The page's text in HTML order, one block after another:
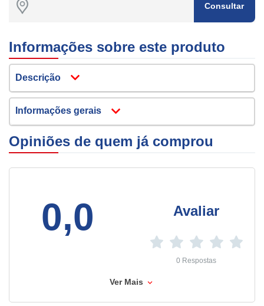
Consultar
Informações sobre este produto
Descrição
Informações gerais
Opiniões de quem já comprou
0,0 Avaliar
0 Respostas
Ver Mais